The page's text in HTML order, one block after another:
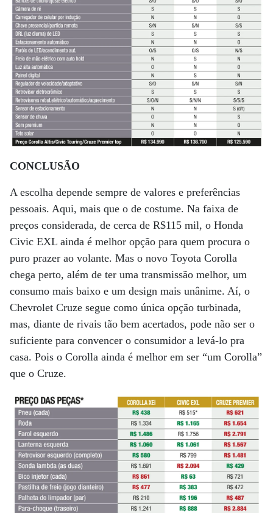
CONCLUSÃO
A escolha depende sempre de valores e preferências
pessoais. Aqui, mais que o de costume. Na faixa de
preços considerada, de cerca de R$115 mil, o Honda
Civic EXL ainda é melhor opção para quem procura o
puro prazer ao volante. Mas o novo Toyota Corolla
chega perto, além de ter uma transmissão melhor, um
consumo mais baixo e um design mais unânime. Aí, o
Chevrolet Cruze segue como única opção turbinada,
mas, diante de rivais tão bem acertados, pode não ser o
suficiente para convencer o consumidor a levá-lo pra
casa. Pois o Corolla ainda é melhor em ser “um Corolla”
que o Cruze.